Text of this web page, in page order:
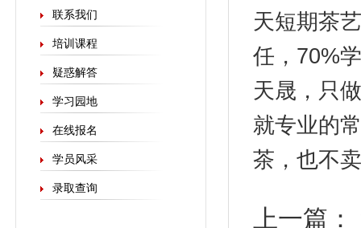
联系我们
培训课程
疑惑解答
学习园地
在线报名
学员风采
录取查询
天短期茶
任，70%
天晟，只
就专业的
茶，也不
上一篇：